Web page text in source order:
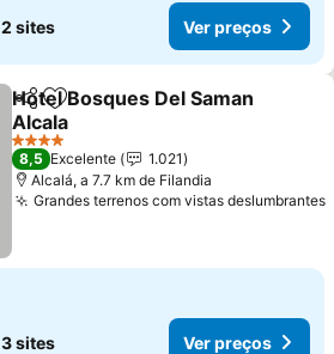
2 sites Ver preços
PartilharAdicionar aos favoritos
Hotel Bosques Del Saman
Alcala
4 Estrelas
8,5 Excelente
1.021
Alcalá, a 7.7 km de Filandia
Grandes terrenos com vistas deslumbrantes
3 sites Ver preços